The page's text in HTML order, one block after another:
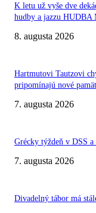
K letu už vyše dve
hudby a jazzu HUDBA
8. augusta 2026
Hartmutovi Tautzovi
pripomínajú nové
7. augusta 2026
Grécky týždeň v DSS
7. augusta 2026
Divadelný tábor má